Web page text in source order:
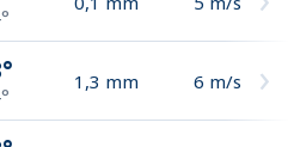
1,3 mm 6 m/s